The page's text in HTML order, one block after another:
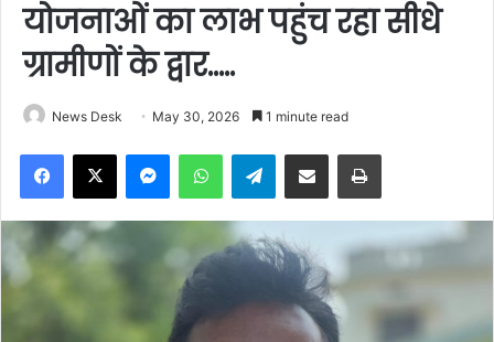
योजनाओं का लाभ पहुंच रहा सीधे
ग्रामीणों के द्वार…..
News Desk May 30, 2026 1 minute read
Facebook
X MessengerWhatsAppTelegramShare via Email Print